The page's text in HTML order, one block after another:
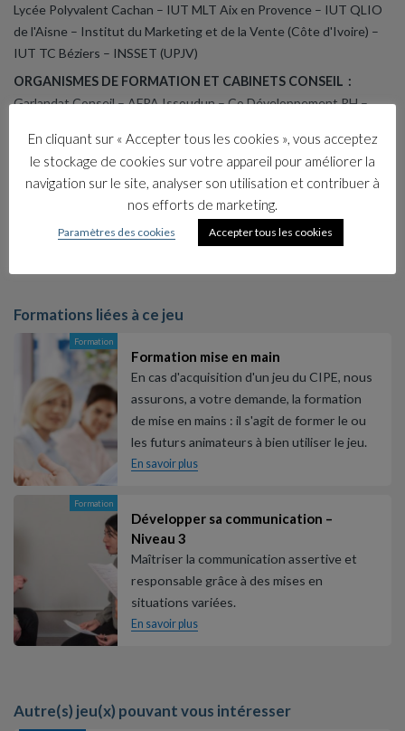
Lycée Polyvalent Cachan – IUT MLT Aix en Provence – IUT QLIO
de l'Aisne – Institut du Marketing et de la Vente (Côte d'Ivoire) –
IUT TC Béziers – INSSET (UPJV)
ORGANISMES DE FORMATION ET CABINETS CONSEIL :
Garlandat Conseil – AFPA Issoudun – Co Développement RH –
PROMOTRANS de Lille
Nos clients
Formations liées à ce jeu
Formation
Formation mise en main
En cas d'acquisition d'un jeu du CIPE, nous
assurons, a votre demande, la formation
de mise en mains : il s'agit de former le ou
les futurs animateurs à bien utiliser le jeu.
En savoir plus
Formation
Développer sa communication –
Niveau 3
Maîtriser la communication assertive et
responsable grâce à des mises en
situations variées.
En savoir plus
Autre(s) jeu(x) pouvant vous intéresser
En cliquant sur « Accepter tous les cookies », vous acceptez
le stockage de cookies sur votre appareil pour améliorer la
navigation sur le site, analyser son utilisation et contribuer à
nos efforts de marketing.
Paramètres des cookies Accepter tous les cookies